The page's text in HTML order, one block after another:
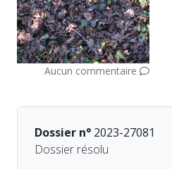
Aucun commentaire
Dossier n° 2023-27081
Dossier résolu